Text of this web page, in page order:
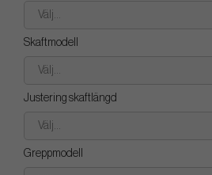
Välj...
Skaftmodell
Välj...
Justering skaftlängd
Välj...
Greppmodell